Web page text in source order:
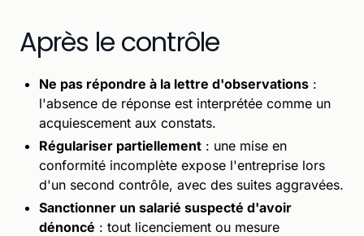
Après le contrôle
Ne pas répondre à la lettre d'observations :
l'absence de réponse est interprétée comme un
acquiescement aux constats.
Régulariser partiellement : une mise en
conformité incomplète expose l'entreprise lors
d'un second contrôle, avec des suites aggravées.
Sanctionner un salarié suspecté d'avoir
dénoncé : tout licenciement ou mesure